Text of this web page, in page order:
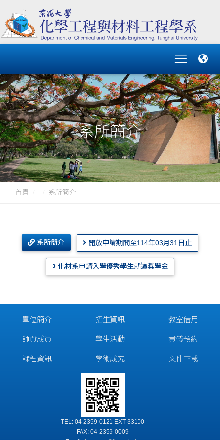
系所簡介
首頁 系所簡介
系所簡介 開放申請期間至114年03月31日止
化材系申請入學優秀學生就讀獎學金
單位簡介
師資成員
課程資訊
招生資訊
學生活動
學術成究
教室借用
貴儀預約
文件下載
TEL: 04-2359-0121 EXT 33100
FAX: 04-2359-0009